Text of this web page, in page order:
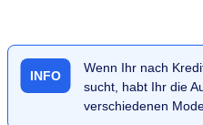
INFO
Wenn Ihr nach
sucht, habt Ihr die
verschiedenen